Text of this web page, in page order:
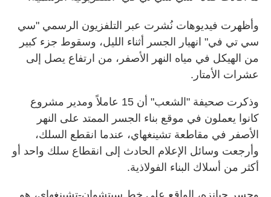
وأظهرت فيديوهات نُشرت عبر التلفزيون الرسمي "سي
سي تي في" انهيار الجسر أثناء الليل، وسقوط جزء كبير
من الهيكل في مياه النهر الأصفر، من ارتفاع يصل إلى
عشرات الأمتار.
وذكرت صحيفة "الشعب" أن 15 عاملاً ومدير مشروع
كانوا يعملون في موقع بناء الجسر الممتد على النهر
الأصفر في مقاطعة تشينغهاي، عندما انقطع السلك،
وأرجعت وسائل الإعلام الحادث إلى انقطاع سلك واحد أو
أكثر من أسلاك البناء الفولاذية.